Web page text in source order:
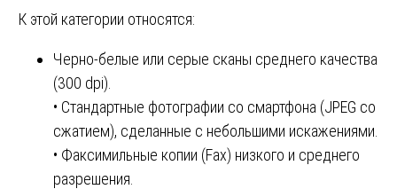
К этой категории относятся:
Черно-белые или серые сканы среднего качества
(300 dpi).
• Стандартные фотографии со смартфона (JPEG со
сжатием), сделанные с небольшими искажениями.
• Факсимильные копии (Fax) низкого и среднего
разрешения.